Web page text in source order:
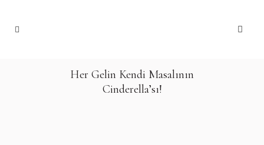
Her Gelin Kendi Masalının
Cinderella’sı!